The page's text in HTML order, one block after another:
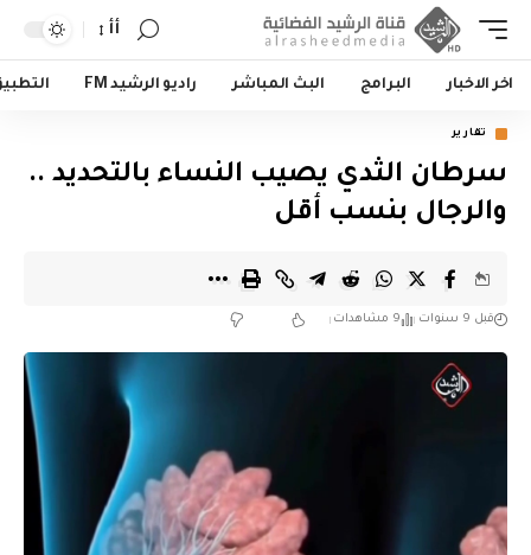
أأ
اخر الاخبار البرامج البث المباشر راديو الرشيد FM
تقارير
سرطان الثدي يصيب النساء بالتحديد ..
والرجال بنسب أقل
قبل 9 سنوات 9 مشاهدات